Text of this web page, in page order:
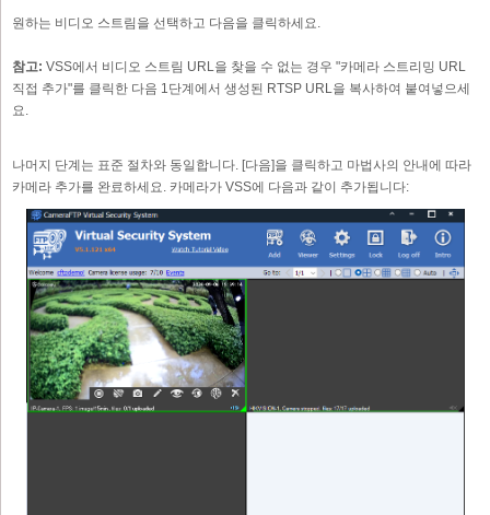
원하는 비디오 스트림을 선택하고 다음을 클릭하세요.
참고: VSS에서 비디오 스트림 URL을 찾을 수 없는 경우 "카메라 스트리밍 URL
직접 추가"를 클릭한 다음 1단계에서 생성된 RTSP URL을 복사하여 붙여넣으세
요.
나머지 단계는 표준 절차와 동일합니다. [다음]을 클릭하고 마법사의 안내에 따라
카메라 추가를 완료하세요. 카메라가 VSS에 다음과 같이 추가됩니다: